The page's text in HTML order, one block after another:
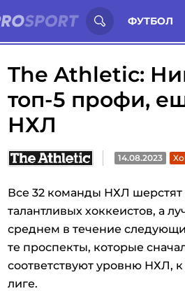
ФУТБОЛ
Иностранцы о спорте России:
The Athletic:
топ-5 профи,
НХЛ
14.08.2023
Все 32 команды НХЛ
талантливых хоккеистов, а
среднем в течение
те проспекты, которые
соответствуют уровню НХЛ,
лиге.